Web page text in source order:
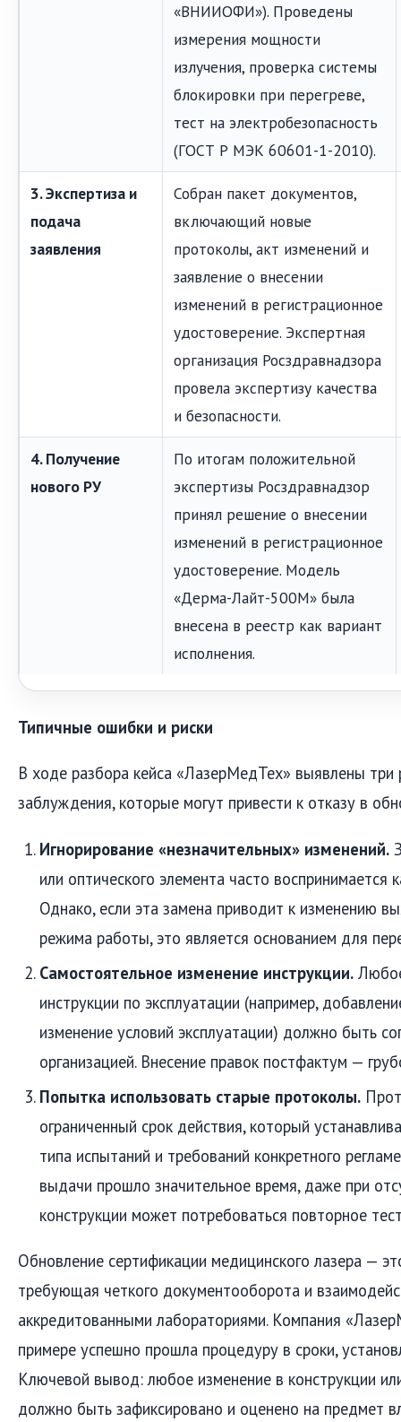
«ВНИИОФИ»). Проведены
измерения мощности
излучения, проверка системы
блокировки при перегреве,
тест на электробезопасность
(ГОСТ Р МЭК 60601-1-2010).
3. Экспертиза и
подача
заявления
Собран пакет документов,
включающий новые
протоколы, акт изменений и
заявление о внесении
изменений в регистрационное
удостоверение. Экспертная
организация Росздравнадзора
провела экспертизу качества
и безопасности.
4. Получение
нового РУ
По итогам положительной
экспертизы Росздравнадзор
принял решение о внесении
изменений в регистрационное
удостоверение. Модель
«Дерма-Лайт-500М» была
внесена в реестр как вариант
исполнения.
Типичные ошибки и риски
В ходе разбора кейса «ЛазерМедТех» выявлены три
заблуждения, которые могут привести к отказу в
Игнорирование «незначительных» изменений.
или оптического элемента часто воспринимается
Однако, если эта замена приводит к изменению
режима работы, это является основанием для
Самостоятельное изменение инструкции.
инструкции по эксплуатации (например,
изменение условий эксплуатации) должно быть
организацией. Внесение правок постфактум —
Попытка использовать старые протоколы.
ограниченный срок действия, который
типа испытаний и требований конкретного
выдачи прошло значительное время, даже при
конструкции может потребоваться повторное
Обновление сертификации медицинского лазера —
требующая четкого документооборота и
аккредитованными лабораториями. Компания
примере успешно прошла процедуру в сроки,
Ключевой вывод: любое изменение в конструкции
должно быть зафиксировано и оценено на предмет